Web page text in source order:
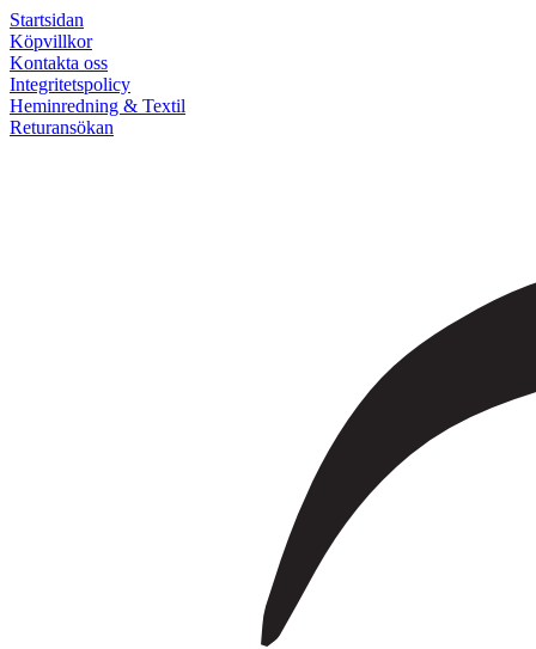
Startsidan
Köpvillkor
Kontakta oss
Integritetspolicy
Heminredning & Textil
Returansökan